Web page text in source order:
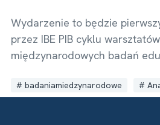
Wydarzenie to będzie
przez IBE PIB cyklu
międzynarodowych badań
badaniamiedzynarodowe